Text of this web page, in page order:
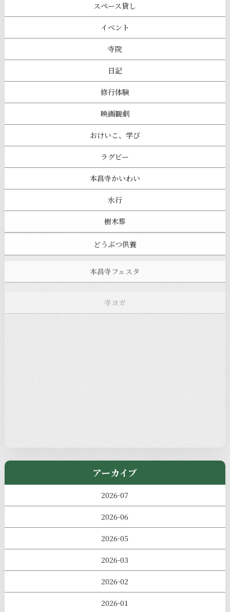
スペース貸し
イベント
寺院
日記
修行体験
映画観劇
おけいこ、学び
ラグビー
本昌寺かいわい
水行
樹木葬
どうぶつ供養
寺ヨガ
お知らせ
きのえねまるしぇ
アーカイブ
2026-07
2026-06
2026-05
2026-03
2026-02
2026-01